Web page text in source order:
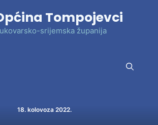
Tompojevci
srijemska županija
18. kolovoza 2022.